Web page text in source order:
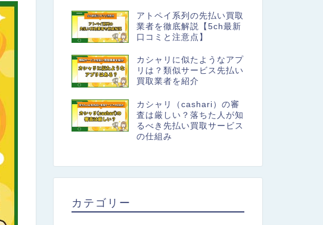
アトペイ系列の先払い買取
業者を徹底解説【5ch最新
口コミと注意点】
カシャリに似たようなアプ
リは？類似サービス先払い
買取業者を紹介
カシャリ（cashari）の審
査は厳しい？落ちた人が知
るべき先払い買取サービス
の仕組み
カテゴリー